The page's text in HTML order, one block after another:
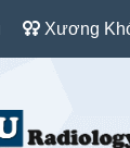
Xương